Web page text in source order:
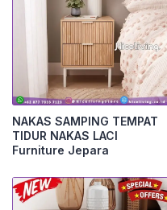
NAKAS SAMPING TEMPAT
TIDUR NAKAS LACI
Furniture Jepara